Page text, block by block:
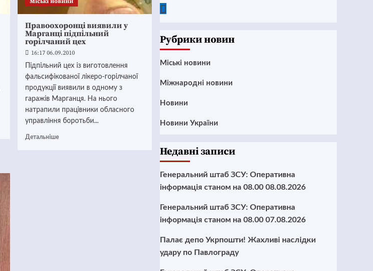
Правоохоронці виявили у
Марганці підпільний
горілчаний цех
16:17 06.09.2010
Підпільний цех із виготовлення
фальсифікованої лікеро-горілчаної
продукції виявили в одному з
гаражів Марганця. На нього
натрапили працівники обласного
управління боротьби...
Детальніше
Рубрики новин
Mіські новини
Міжнародні новини
Новини
Новини України
Недавні записи
Генеральний штаб ЗСУ: Оперативна
інформація станом на 08.00 08.08.2026
Генеральний штаб ЗСУ: Оперативна
інформація станом на 08.00 07.08.2026
Палає депо Укрпошти! Жахливі наслідки
удару по Павлограду